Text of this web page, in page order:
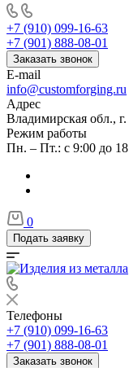
+7 (910) 099-16-63
+7 (901) 888-08-01
Заказать звонок
E-mail
info@customforging.ru
Адрес
Владимирская обл.,
Режим работы
Пн. – Пт.: с 9:00 до
0
Подать заявку
Телефоны
+7 (910) 099-16-63
+7 (901) 888-08-01
Заказать звонок